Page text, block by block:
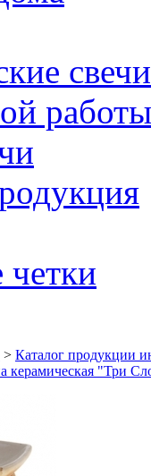
свечи
работы
четки
> Каталог продукции
керамическая "Три